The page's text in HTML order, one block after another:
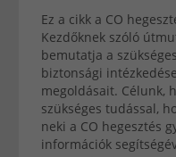
Ez a cikk a CO
Kezdőknek szóló
bemutatja a
biztonsági
megoldásait. Célunk,
szükséges tudással,
neki a CO hegesztés
információk